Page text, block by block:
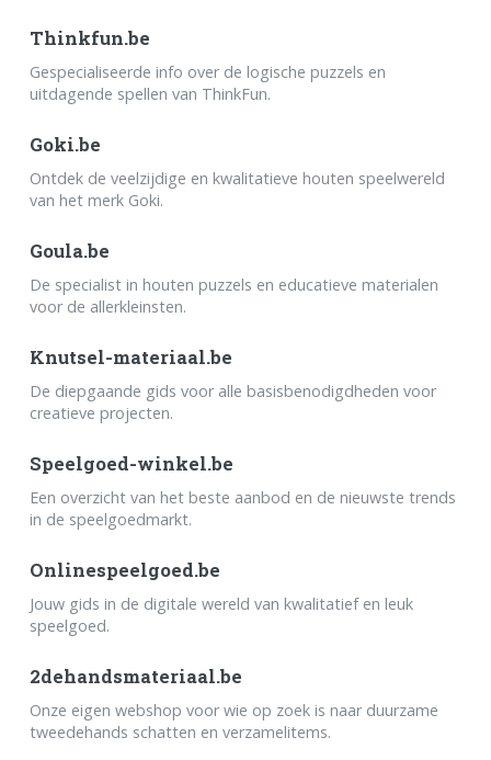
Thinkfun.be
Gespecialiseerde info over de logische puzzels en
uitdagende spellen van ThinkFun.
Goki.be
Ontdek de veelzijdige en kwalitatieve houten speelwereld
van het merk Goki.
Goula.be
De specialist in houten puzzels en educatieve materialen
voor de allerkleinsten.
Knutsel-materiaal.be
De diepgaande gids voor alle basisbenodigdheden voor
creatieve projecten.
Speelgoed-winkel.be
Een overzicht van het beste aanbod en de nieuwste trends
in de speelgoedmarkt.
Onlinespeelgoed.be
Jouw gids in de digitale wereld van kwalitatief en leuk
speelgoed.
2dehandsmateriaal.be
Onze eigen webshop voor wie op zoek is naar duurzame
tweedehands schatten en verzamelitems.